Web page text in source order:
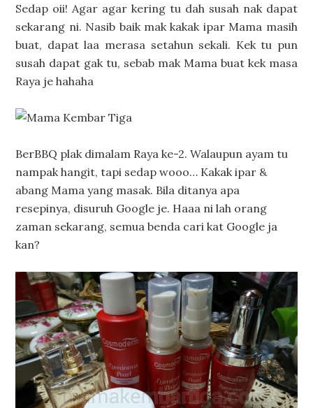
Sedap oii! Agar agar kering tu dah susah nak dapat
sekarang ni. Nasib baik mak kakak ipar Mama masih
buat, dapat laa merasa setahun sekali. Kek tu pun
susah dapat gak tu, sebab mak Mama buat kek masa
Raya je hahaha
BerBBQ plak dimalam Raya ke-2. Walaupun ayam tu
nampak hangit, tapi sedap wooo… Kakak ipar &
abang Mama yang masak. Bila ditanya apa
resepinya, disuruh Google je. Haaa ni lah orang
zaman sekarang, semua benda cari kat Google ja
kan?